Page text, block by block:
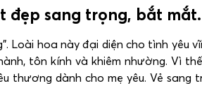
đẹp sang trọng, bắt mắt.
Loài hoa này đại diện cho tình yêu
tôn kính và khiêm nhường. Vì
thương dành cho mẹ yêu. Vẻ